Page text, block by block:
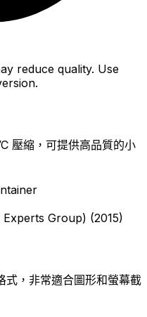
reduce quality. Use
壓縮，可提供高品質的小
Group) (2015)
式，非常適合圖形和螢幕截